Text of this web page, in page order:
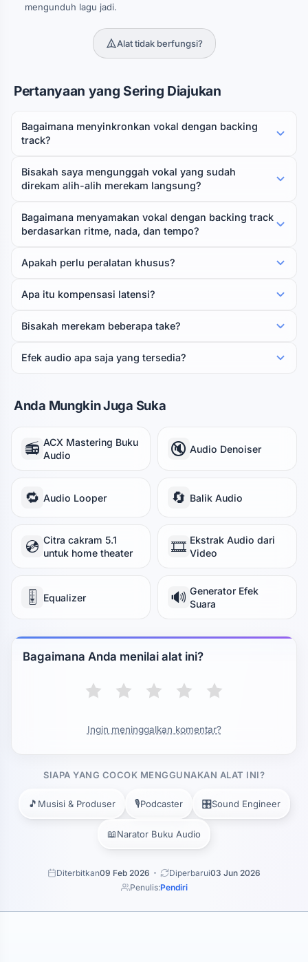
mengunduh lagu jadi.
Alat tidak berfungsi?
Pertanyaan yang Sering Diajukan
Bagaimana menyinkronkan vokal dengan backing
track?
Bisakah saya mengunggah vokal yang sudah
direkam alih-alih merekam langsung?
Bagaimana menyamakan vokal dengan backing track
berdasarkan ritme, nada, dan tempo?
Apakah perlu peralatan khusus?
Apa itu kompensasi latensi?
Bisakah merekam beberapa take?
Efek audio apa saja yang tersedia?
Anda Mungkin Juga Suka
📻 ACX Mastering Buku
Audio
🔇 Audio Denoiser
🔁 Audio Looper 🔄 Balik Audio
💿 Citra cakram 5.1
untuk home theater
🎞️ Ekstrak Audio dari
Video
🎚️ Equalizer 🔊 Generator Efek
Suara
Bagaimana Anda menilai alat ini?
Ingin meninggalkan komentar?
SIAPA YANG COCOK MENGGUNAKAN ALAT INI?
🎵 Musisi & Produser 🎙️Podcaster 🎛️Sound Engineer
📖Narator Buku Audio
Diterbitkan09 Feb 2026 Diperbarui03 Jun 2026
Penulis:Pendiri